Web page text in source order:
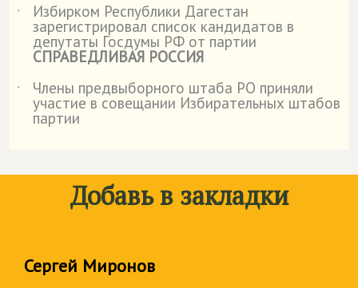
˙
Избирком Республики Дагестан
зарегистрировал список кандидатов в
депутаты Госдумы РФ от партии
СПРАВЕДЛИВАЯ РОССИЯ
˙
Члены предвыборного штаба РО приняли
участие в совещании Избирательных штабов
партии
Добавь в закладки
Сергей Миронов